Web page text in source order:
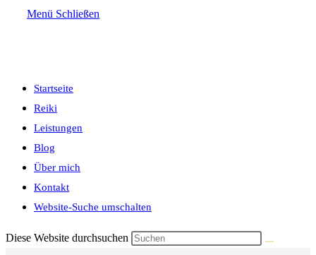
Menü Schließen
Startseite
Reiki
Leistungen
Blog
Über mich
Kontakt
Website-Suche umschalten
Diese Website durchsuchen